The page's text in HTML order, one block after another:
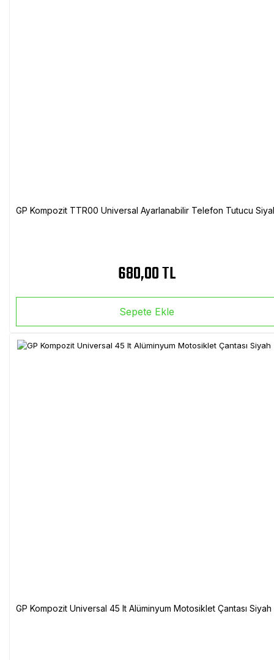
GP Kompozit TTR00 Universal Ayarlanabilir Telefon Tutucu
680,00 TL
Sepete Ekle
GP Kompozit Universal 45 lt Alüminyum Motosiklet Çantası Siyah